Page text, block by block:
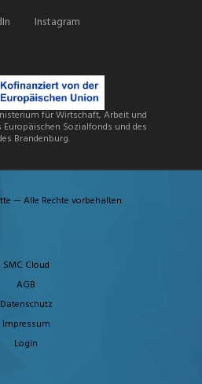
Instagram
für Wirtschaft, Arbeit und
Sozialfonds und des
Brandenburg.
— Alle Rechte vorbehalten.
SMC Cloud
AGB
Datenschutz
Impressum
Login